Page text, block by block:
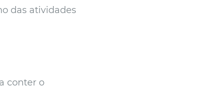
das atividades
conter o